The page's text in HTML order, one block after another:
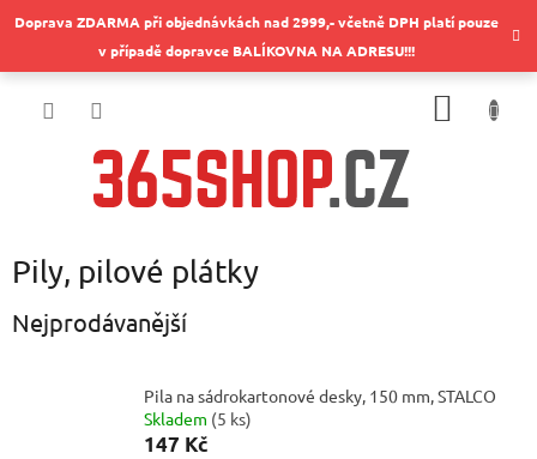
naDoprava ZDARMA při objednávkách nad 2999,- včetně DPH platí pouze
v případě dopravce BALÍKOVNA NA ADRESU!!!
Pily, pilové plátky
Nejprodávanější
Pila na sádrokartonové desky, 150 mm, STALCO
Skladem (5 ks)
147 Kč